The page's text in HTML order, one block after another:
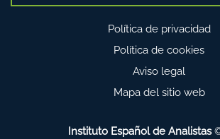
Política de privacidad
Política de cookies
Aviso legal
Mapa del sitio web
Instituto Español de Analistas